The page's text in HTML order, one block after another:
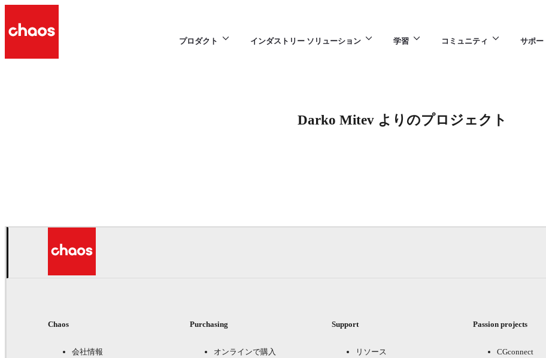
プロダクト インダストリー ソリューション 学習 コミュニティ サポー
Darko Mitev よりのプロジェクト
Chaos
会社情報
Purchasing
オンラインで購入
Support
リソース
Passion projects
CGconnect